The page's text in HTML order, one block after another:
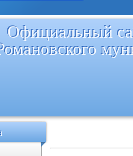
Официальный